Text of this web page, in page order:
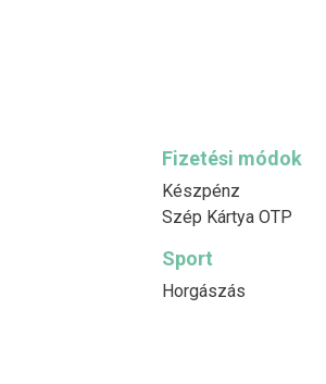
Fizetési módok
Készpénz
Szép Kártya OTP
Sport
Horgászás